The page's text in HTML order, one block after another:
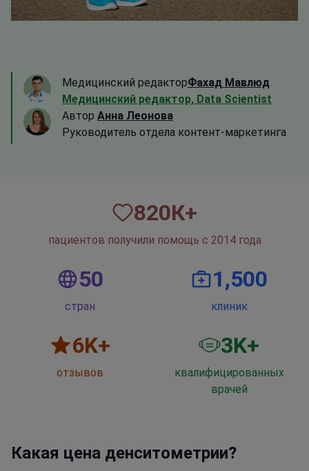
Медицинский редакторФахад Мавлюд
Медицинский редактор, Data Scientist
Автор Анна Леонова
Руководитель отдела контент-маркетинга
820К+
пациентов получили помощь с 2014 года
50
стран
1,500
клиник
6K+
отзывов
3K+
квалифицированных
врачей
Какая цена денситометрии?